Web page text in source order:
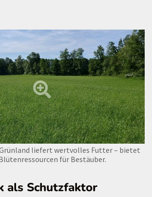
liefert wertvolles Futter – bietet
für Bestäuber.
als Schutzfaktor